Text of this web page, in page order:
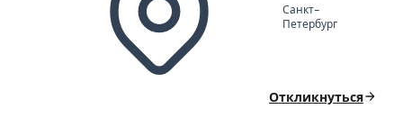
Санкт-
Петербург
Откликнуться